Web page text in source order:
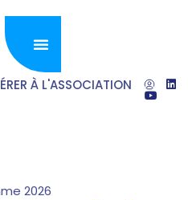
À L'ASSOCIATION
2026